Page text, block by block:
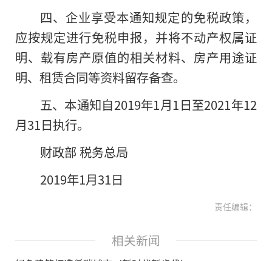
四、企业享受本通知规定的免税政策，
应按规定进行免税申报，并将不动产权属证
明、载有房产原值的相关材料、房产用途证
明、租赁合同等资料留存备查。
五、本通知自2019年1月1日至2021年12
月31日执行。
财政部 税务总局
2019年1月31日
责任编辑：
相关新闻